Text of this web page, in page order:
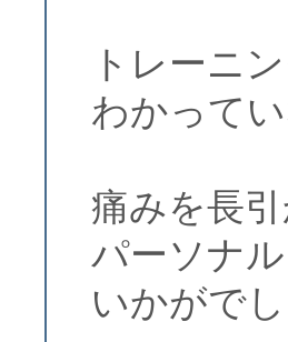
トレーニ
わかって
痛みを長
パーソナ
いかがで